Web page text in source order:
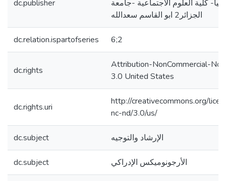
dc.publisher
كلية العلوم الاجتماعية -جامعة
الجزائر2 ابو القاسم سعدالله
dc.relation.ispartofseries 6;2
dc.rights
Attribution-NonCommercial-
3.0 United States
dc.rights.uri
http://creativecommons.org/
nc-nd/3.0/us/
dc.subject الإرشاد والتوجيه
dc.subject الأرجونوميكس الإدراكي